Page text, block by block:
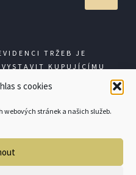
s cookies
stránek a našich služeb.
TRŽEB JE
KUPUJÍCÍMU
DANĚ ONLINE; V
PAK NEJPOZDĚJI
2026